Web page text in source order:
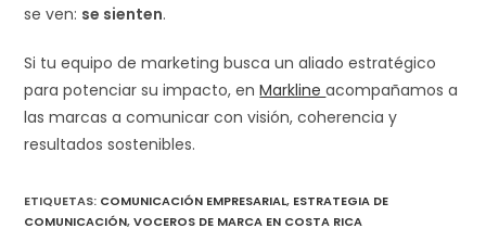
se ven: se sienten.
Si tu equipo de marketing busca un aliado estratégico
para potenciar su impacto, enMarklineacompañamos a
las marcas a comunicar con visión, coherencia y
resultados sostenibles.
ETIQUETAS: COMUNICACIÓN EMPRESARIAL, ESTRATEGIA DE
COMUNICACIÓN, VOCEROS DE MARCA EN COSTA RICA